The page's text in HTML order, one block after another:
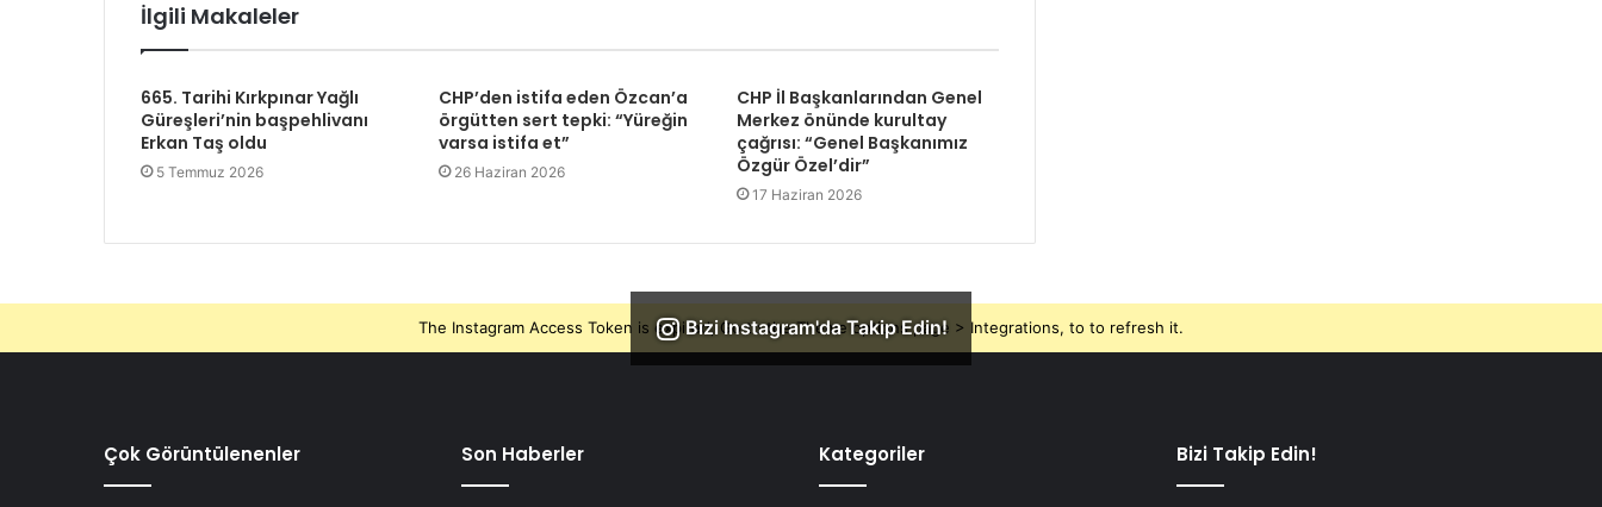
İlgili Makaleler
665. Tarihi Kırkpınar Yağlı
Güreşleri’nin başpehlivanı
Erkan Taş oldu
5 Temmuz 2026
CHP’den istifa eden Özcan’a
örgütten sert tepki: “Yüreğin
varsa istifa et”
26 Haziran 2026
CHP İl Başkanlarından Genel
Merkez önünde kurultay
çağrısı: “Genel Başkanımız
Özgür Özel’dir”
17 Haziran 2026
Bizi Instagram'da Takip Edin!
The Instagram Access Token is expired, Go to the Theme options page > Integrations, to to refresh it.
Çok Görüntülenenler Son Haberler Kategoriler Bizi Takip Edin!